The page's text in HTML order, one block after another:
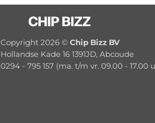
Copyright 2026 © Chip Bizz BV
Hollandse Kade 16 1391JD, Abcoude
0294 - 795 157 (ma. t/m vr. 09.00 - 17.00